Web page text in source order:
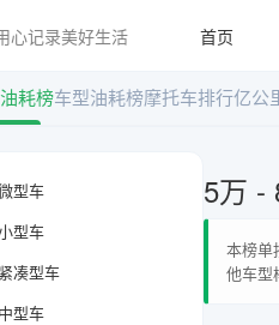
心记录美好生活 首页
耗榜车型油耗榜摩托车排行亿公
型车
型车
紧凑型车
中型车
5万 -
本榜单
他车型